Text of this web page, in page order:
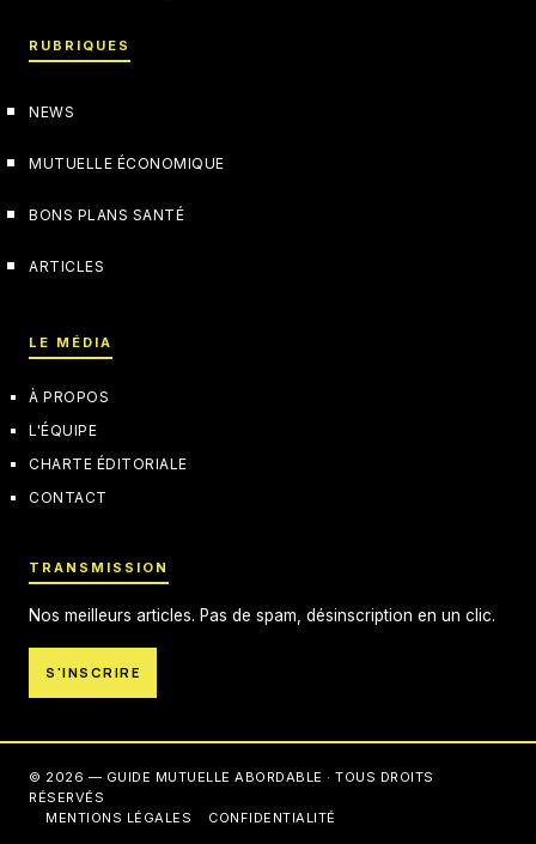
RUBRIQUES
NEWS
MUTUELLE ÉCONOMIQUE
BONS PLANS SANTÉ
ARTICLES
LE MÉDIA
À PROPOS
L'ÉQUIPE
CHARTE ÉDITORIALE
CONTACT
TRANSMISSION
Nos meilleurs articles. Pas de spam, désinscription en un clic.
S'INSCRIRE
© 2026 — GUIDE MUTUELLE ABORDABLE · TOUS DROITS
RÉSERVÉS
MENTIONS LÉGALES
CONFIDENTIALITÉ